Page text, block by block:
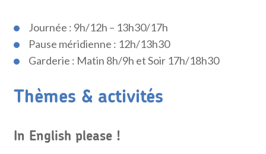
Journée : 9h/12h – 13h30/17h
Pause méridienne : 12h/13h30
Garderie : Matin 8h/9h et Soir 17h/18h30
Thèmes & activités
In English please !